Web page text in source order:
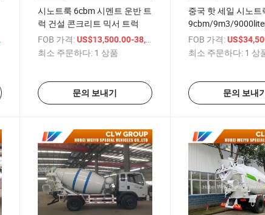
/ 상품
시노트룩 6cbm 시멘트 운반 트
럭 건설 콘크리트 믹서 트럭
FOB 가격: US$13,500.00-38,000.00
/ 상품
최소 주문하다: 1 상품
문의 보내기
중국 핫 세일 시노트
9cbm/9m3/
멘트 운반 트럭
10m3/10cbm/
FOB 가격:
최소 주문하다: 1 상
문의 보내기